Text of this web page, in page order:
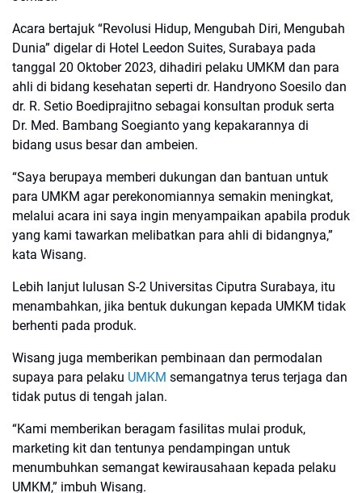
Acara bertajuk “Revolusi Hidup, Mengubah Diri, Mengubah
Dunia” digelar di Hotel Leedon Suites, Surabaya pada
tanggal 20 Oktober 2023, dihadiri pelaku UMKM dan para
ahli di bidang kesehatan seperti dr. Handryono Soesilo dan
dr. R. Setio Boediprajitno sebagai konsultan produk serta
Dr. Med. Bambang Soegianto yang kepakarannya di
bidang usus besar dan ambeien.
“Saya berupaya memberi dukungan dan bantuan untuk
para UMKM agar perekonomiannya semakin meningkat,
melalui acara ini saya ingin menyampaikan apabila produk
yang kami tawarkan melibatkan para ahli di bidangnya,”
kata Wisang.
Lebih lanjut lulusan S-2 Universitas Ciputra Surabaya, itu
menambahkan, jika bentuk dukungan kepada UMKM tidak
berhenti pada produk.
Wisang juga memberikan pembinaan dan permodalan
supaya para pelaku UMKM semangatnya terus terjaga dan
tidak putus di tengah jalan.
“Kami memberikan beragam fasilitas mulai produk,
marketing kit dan tentunya pendampingan untuk
menumbuhkan semangat kewirausahaan kepada pelaku
UMKM,” imbuh Wisang.